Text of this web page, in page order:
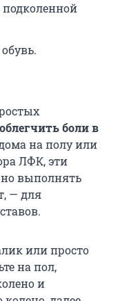
подколенной
боли в
на полу или
ЛФК, эти
выполнять
— для
или просто
на пол,
и